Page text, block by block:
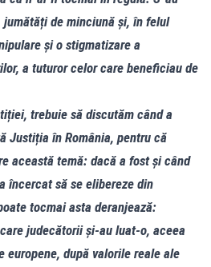
de minciună și, în felul
și o stigmatizare a
a tuturor celor care beneficiau de
trebuie să discutăm când a
Justiția în România, pentru că
această temă: dacă a fost și când
încercat să se elibereze din
tocmai asta deranjează:
judecătorii și-au luat-o, aceea
europene, după valorile reale ale